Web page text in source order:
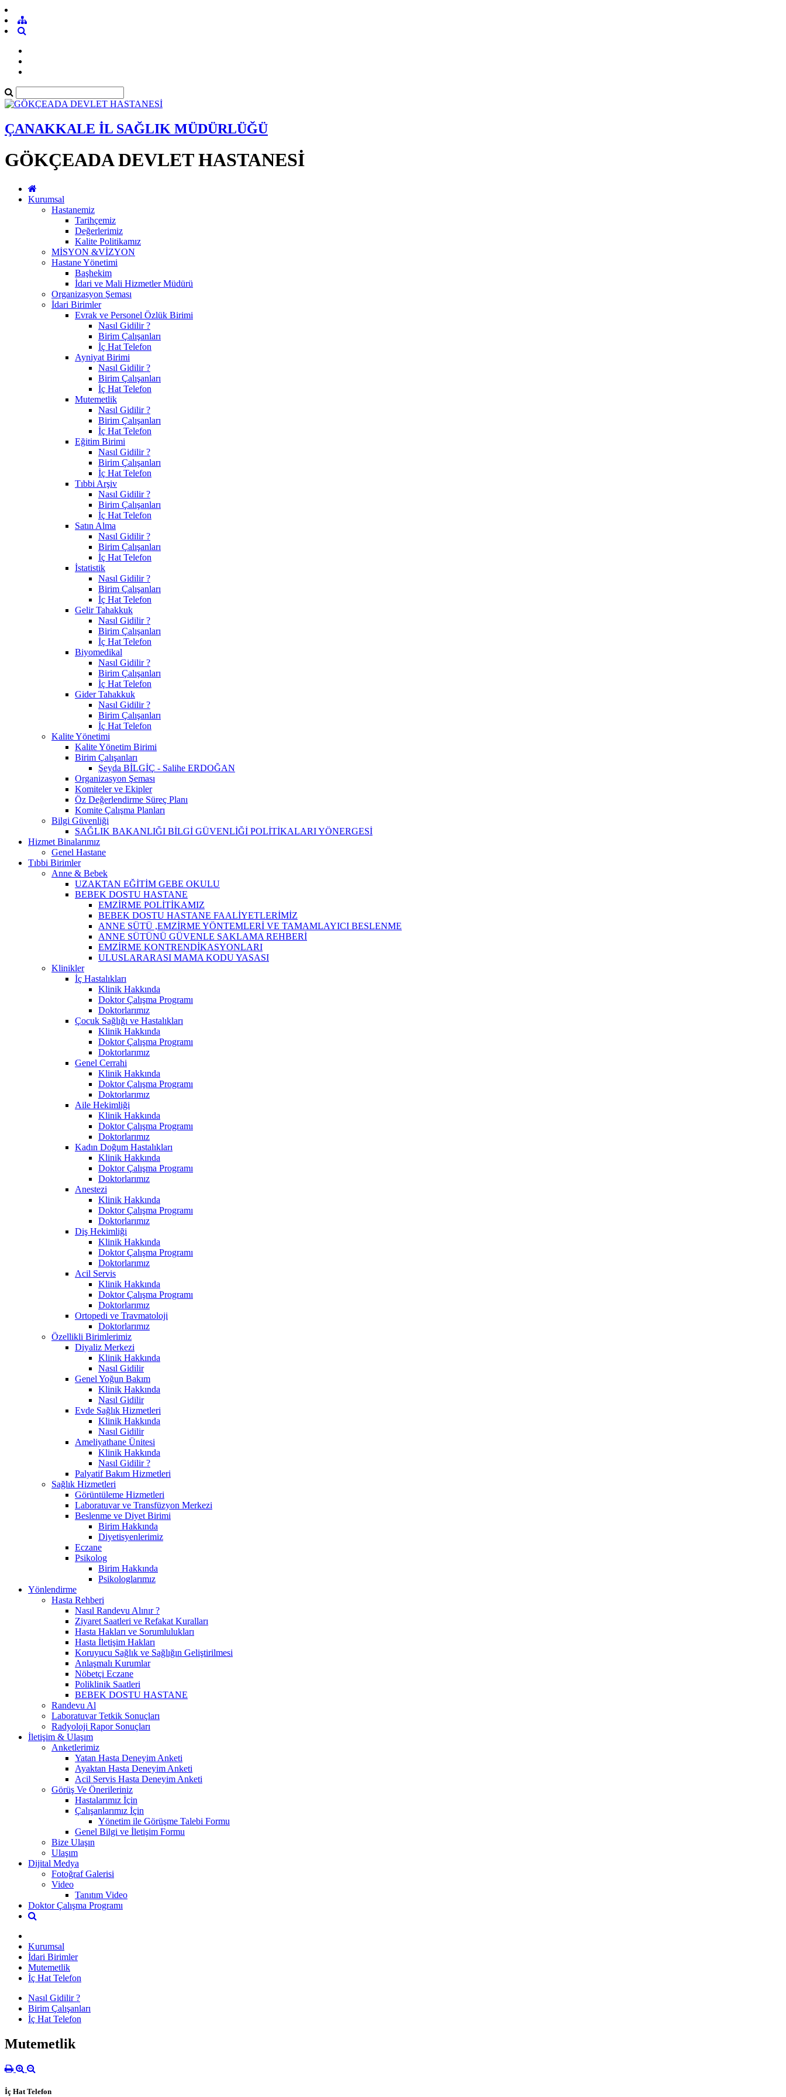
ÇANAKKALE İL SAĞLIK MÜDÜRLÜĞÜ
GÖKÇEADA DEVLET HASTANESİ
Kurumsal
Hastanemiz
Tarihçemiz
Değerlerimiz
Kalite Politikamız
MİSYON &VİZYON
Hastane Yönetimi
Başhekim
İdari ve Mali Hizmetler Müdürü
Organizasyon Şeması
İdari Birimler
Evrak ve Personel Özlük Birimi
Nasıl Gidilir ?
Birim Çalışanları
İç Hat Telefon
Ayniyat Birimi
Nasıl Gidilir ?
Birim Çalışanları
İç Hat Telefon
Mutemetlik
Nasıl Gidilir ?
Birim Çalışanları
İç Hat Telefon
Eğitim Birimi
Nasıl Gidilir ?
Birim Çalışanları
İç Hat Telefon
Tıbbi Arşiv
Nasıl Gidilir ?
Birim Çalışanları
İç Hat Telefon
Satın Alma
Nasıl Gidilir ?
Birim Çalışanları
İç Hat Telefon
İstatistik
Nasıl Gidilir ?
Birim Çalışanları
İç Hat Telefon
Gelir Tahakkuk
Nasıl Gidilir ?
Birim Çalışanları
İç Hat Telefon
Biyomedikal
Nasıl Gidilir ?
Birim Çalışanları
İç Hat Telefon
Gider Tahakkuk
Nasıl Gidilir ?
Birim Çalışanları
İç Hat Telefon
Kalite Yönetimi
Kalite Yönetim Birimi
Birim Çalışanları
Şeyda BİLGİÇ - Salihe ERDOĞAN
Organizasyon Şeması
Komiteler ve Ekipler
Öz Değerlendirme Süreç Planı
Komite Çalışma Planları
Bilgi Güvenliği
SAĞLIK BAKANLIĞI BİLGİ GÜVENLİĞİ POLİTİKALARI YÖNERGESİ
Hizmet Binalarımız
Genel Hastane
Tıbbi Birimler
Anne & Bebek
UZAKTAN EĞİTİM GEBE OKULU
BEBEK DOSTU HASTANE
EMZİRME POLİTİKAMIZ
BEBEK DOSTU HASTANE FAALİYETLERİMİZ
ANNE SÜTÜ ,EMZİRME YÖNTEMLERİ VE TAMAMLAYICI BESLENME
ANNE SÜTÜNÜ GÜVENLE SAKLAMA REHBERİ
EMZİRME KONTRENDİKASYONLARI
ULUSLARARASI MAMA KODU YASASI
Klinikler
İç Hastalıkları
Klinik Hakkında
Doktor Çalışma Programı
Doktorlarımız
Çocuk Sağlığı ve Hastalıkları
Klinik Hakkında
Doktor Çalışma Programı
Doktorlarımız
Genel Cerrahi
Klinik Hakkında
Doktor Çalışma Programı
Doktorlarımız
Aile Hekimliği
Klinik Hakkında
Doktor Çalışma Programı
Doktorlarımız
Kadın Doğum Hastalıkları
Klinik Hakkında
Doktor Çalışma Programı
Doktorlarımız
Anestezi
Klinik Hakkında
Doktor Çalışma Programı
Doktorlarımız
Diş Hekimliği
Klinik Hakkında
Doktor Çalışma Programı
Doktorlarımız
Acil Servis
Klinik Hakkında
Doktor Çalışma Programı
Doktorlarımız
Ortopedi ve Travmatoloji
Doktorlarımız
Özellikli Birimlerimiz
Diyaliz Merkezi
Klinik Hakkında
Nasıl Gidilir
Genel Yoğun Bakım
Klinik Hakkında
Nasıl Gidilir
Evde Sağlık Hizmetleri
Klinik Hakkında
Nasıl Gidilir
Ameliyathane Ünitesi
Klinik Hakkında
Nasıl Gidilir ?
Palyatif Bakım Hizmetleri
Sağlık Hizmetleri
Görüntüleme Hizmetleri
Laboratuvar ve Transfüzyon Merkezi
Beslenme ve Diyet Birimi
Birim Hakkında
Diyetisyenlerimiz
Eczane
Psikolog
Birim Hakkında
Psikologlarımız
Yönlendirme
Hasta Rehberi
Nasıl Randevu Alınır ?
Ziyaret Saatleri ve Refakat Kuralları
Hasta Hakları ve Sorumlulukları
Hasta İletişim Hakları
Koruyucu Sağlık ve Sağlığın Geliştirilmesi
Anlaşmalı Kurumlar
Nöbetçi Eczane
Poliklinik Saatleri
BEBEK DOSTU HASTANE
Randevu Al
Laboratuvar Tetkik Sonuçları
Radyoloji Rapor Sonuçları
İletişim & Ulaşım
Anketlerimiz
Yatan Hasta Deneyim Anketi
Ayaktan Hasta Deneyim Anketi
Acil Servis Hasta Deneyim Anketi
Görüş Ve Önerileriniz
Hastalarımız İçin
Çalışanlarımız İçin
Yönetim ile Görüşme Talebi Formu
Genel Bilgi ve İletişim Formu
Bize Ulaşın
Ulaşım
Dijital Medya
Fotoğraf Galerisi
Video
Tanıtım Video
Doktor Çalışma Programı
Kurumsal
İdari Birimler
Mutemetlik
İç Hat Telefon
Nasıl Gidilir ?
Birim Çalışanları
İç Hat Telefon
Mutemetlik
İç Hat Telefon